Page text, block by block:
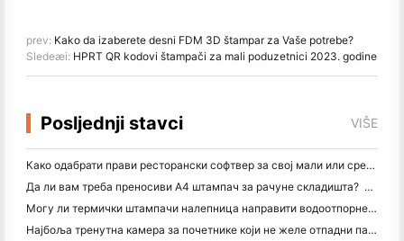
prev: Kako da izaberete desni FDM 3D štampar za Vaše potrebe?
Sledeæi: HPRT QR kodovi štampači za mali poduzetnici 2023. godine
Posljednji stavci VIŠE
Како одабрати прави ресторански софтвер за свој мали или средњи ресторан
Да ли вам треба преносиви А4 штампач за рачуне складишта? Шта заправо ради
Могу ли термички штампачи налепница направити водоотпорне налепнице за мале пословне производе?
Најбоља тренутна камера за почетнике који не желе отпадни папир